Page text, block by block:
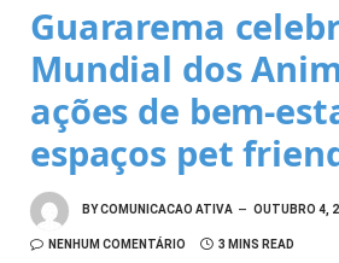
Guararema
Mundial dos
ações de bem-
espaços pet
BYCOMUNICACAO ATIVA OUTUBRO 4,
NENHUM COMENTÁRIO 3 MINS READ